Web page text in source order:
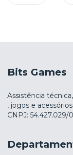
Bits Games
Assistência
, jogos e
CNPJ: 54.427.029/